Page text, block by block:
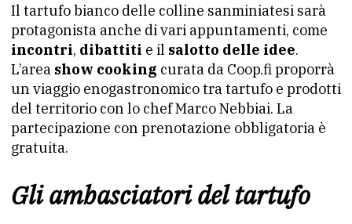
Il tartufo bianco delle colline sanminiatesi sarà
protagonista anche di vari appuntamenti, come
incontri, dibattiti e il salotto delle idee.
L’area show cooking curata da Coop.fi proporrà
un viaggio enogastronomico tra tartufo e prodotti
del territorio con lo chef Marco Nebbiai. La
partecipazione con prenotazione obbligatoria è
gratuita.
Gli ambasciatori del tartufo